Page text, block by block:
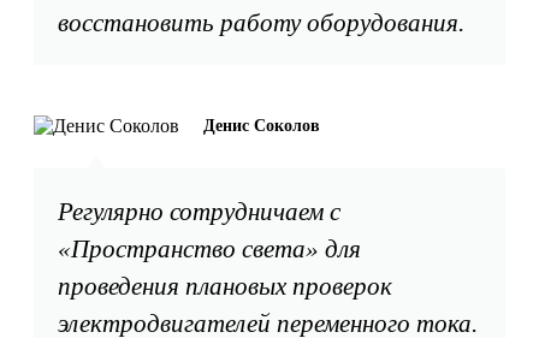
восстановить работу оборудования.
Регулярно сотрудничаем с
«Пространство света» для
проведения плановых проверок
электродвигателей переменного тока.
Денис Соколов